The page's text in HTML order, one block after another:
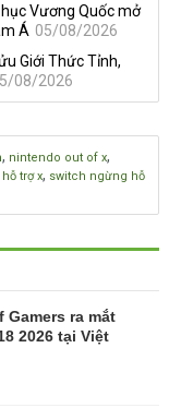
Vương Quốc mở
Á 05/08/2026
Giới Thức Tỉnh,
08/2026
, nintendo out of x,
trợ x, switch ngừng hỗ
Gamers ra mắt
2026 tại Việt